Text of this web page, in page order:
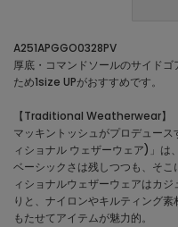
A251APGGO0328PV
厚底・コマンドソールのサイド
ため1size UPがおすすめです。
【Traditional Weatherwear】
マッキントッシュがプロデュ
ィショナル ウェザーウェア)」は
ベーシックさは残しつつも、そ
ィショナルウェザーウェアはカ
りと、ナイロンやキルティング
もたせてアイテムが魅力的。